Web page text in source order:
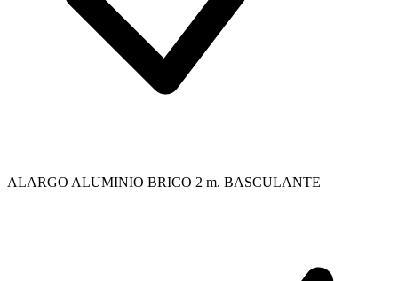
ALARGO ALUMINIO BRICO 2 m. BASCULANTE